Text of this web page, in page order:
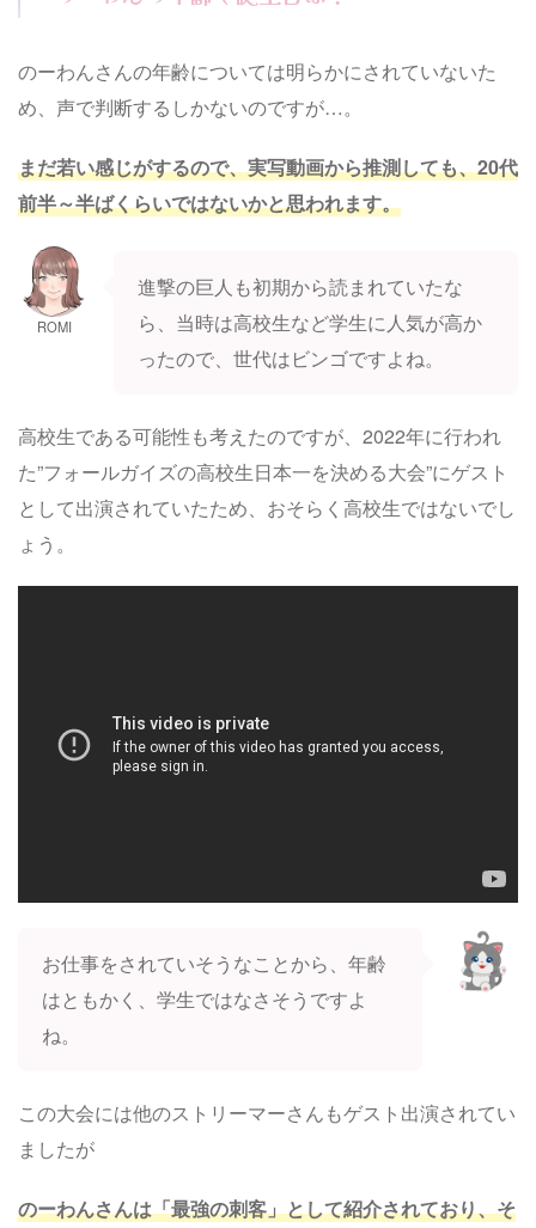
のーわんさんの年齢については明らかにされていないた
め、声で判断するしかないのですが…。
まだ若い感じがするので、実写動画から推測しても、20代
前半～半ばくらいではないかと思われます。
ROMI
進撃の巨人も初期から読まれていたな
ら、当時は高校生など学生に人気が高か
ったので、世代はビンゴですよね。
高校生である可能性も考えたのですが、2022年に行われ
た”フォールガイズの高校生日本一を決める大会”にゲスト
として出演されていたため、おそらく高校生ではないでし
ょう。
お仕事をされていそうなことから、年齢
はともかく、学生ではなさそうですよ
ね。
この大会には他のストリーマーさんもゲスト出演されてい
ましたが
のーわんさんは「最強の刺客」として紹介されており、そ